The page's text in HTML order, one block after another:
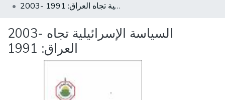
2003- السياسة الإسرائيلية تجاه العراق: 1991
2003- السياسة الإسرائيلية تجاه
العراق: 1991